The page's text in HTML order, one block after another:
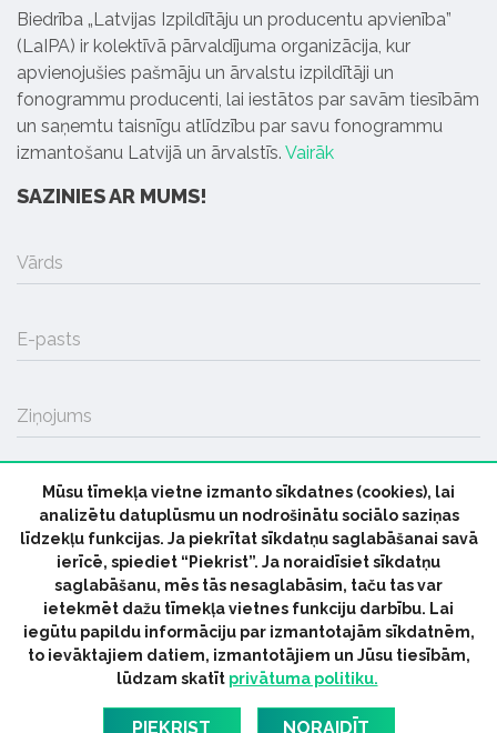
Biedrība „Latvijas Izpildītāju un producentu apvienība”
(LaIPA) ir kolektīvā pārvaldījuma organizācija, kur
apvienojušies pašmāju un ārvalstu izpildītāji un
fonogrammu producenti, lai iestātos par savām tiesībām
un saņemtu taisnīgu atlīdzību par savu fonogrammu
izmantošanu Latvijā un ārvalstīs. Vairāk
SAZINIES AR MUMS!
Vārds
E-pasts
Ziņojums
SŪTĪT
© 2026 parmuziku.lv, visas tiesības paturētas
ParMuziku.lv Mūzikas Ziņas
Industrijas Ziņas
Industrijas ABC
Mūzika Biznesam
Latvijas oficiālais
Mūsu tīmekļa vietne izmanto sīkdatnes (cookies), lai
analizētu datuplūsmu un nodrošinātu sociālo saziņas
līdzekļu funkcijas. Ja piekrītat sīkdatņu saglabāšanai savā
ierīcē, spiediet “Piekrist”. Ja noraidīsiet sīkdatņu
saglabāšanu, mēs tās nesaglabāsim, taču tas var
ietekmēt dažu tīmekļa vietnes funkciju darbību. Lai
iegūtu papildu informāciju par izmantotajām sīkdatnēm,
to ievāktajiem datiem, izmantotājiem un Jūsu tiesībām,
lūdzam skatīt privātuma politiku.
PIEKRIST NORAIDĪT